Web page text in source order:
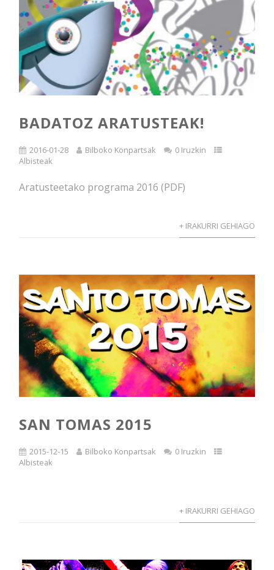
BADATOZ ARATUSTEAK!
2016-01-28 Bilboko Konpartsak
0 Iruzkin
Albisteak
Aratusteetako programa 2016 (PDF)
+ IRAKURRI GEHIAGO
SAN TOMAS 2015
2015-12-15 Bilboko Konpartsak
0 Iruzkin
Albisteak
+ IRAKURRI GEHIAGO